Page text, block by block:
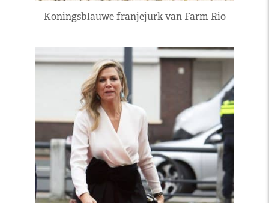
Koningsblauwe franjejurk van Farm Rio